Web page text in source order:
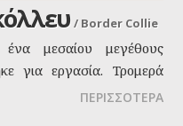
/Border Collie
μεσαίου μεγέθους
για εργασία. Τρομερά
να συνεργάζεται με
ΠΕΡΙΣΣΟΤΕΡΑ